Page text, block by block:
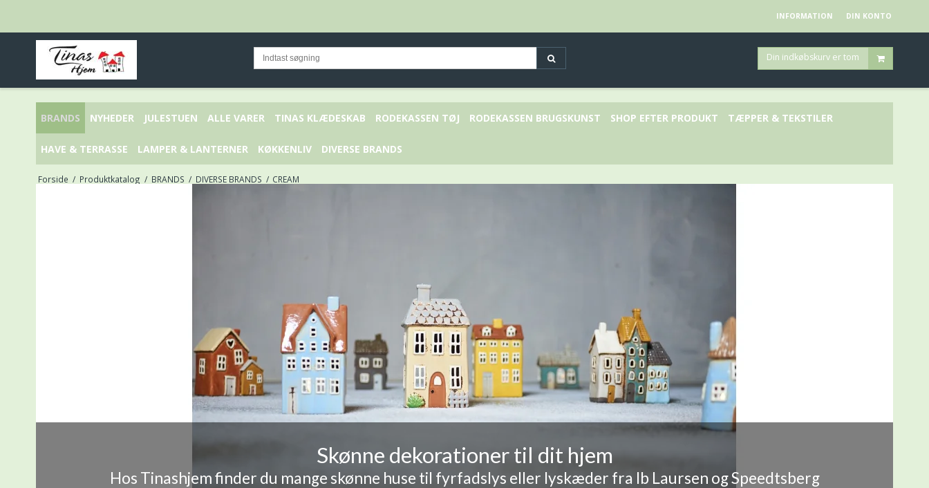
INFORMATION DIN KONTO
Din indkøbskurv er tom
BRANDS NYHEDER JULESTUEN ALLE VARER TINAS KLÆDESKAB RODEKASSEN TØJ RODEKASSEN BRUGSKUNST SHOP EFTER PRODUKT TÆPPER & TEKSTILER
HAVE & TERRASSE LAMPER & LANTERNER KØKKENLIV DIVERSE BRANDS
Forside / Produktkatalog / BRANDS / DIVERSE BRANDS / CREAM
Skønne dekorationer til dit hjem
Hos Tinashjem finder du mange skønne huse til fyrfadslys eller lyskæder fra Ib Laursen og Speedtsberg